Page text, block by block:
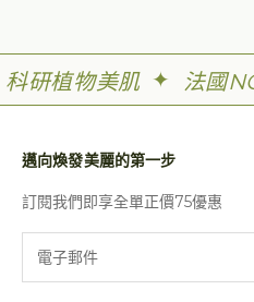
科研植物美肌 ✦ 法國
邁向煥發美麗的第一步
訂閱我們即享全單正價75優惠